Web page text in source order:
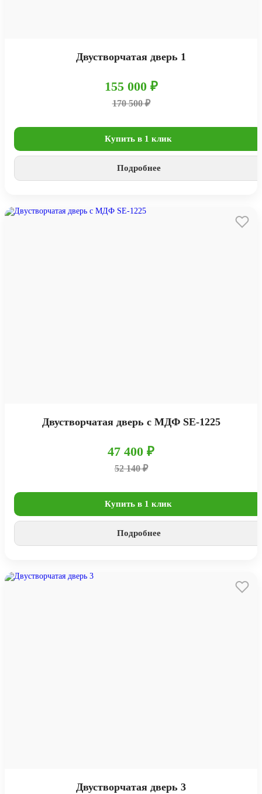
Двустворчатая дверь 1
155 000 ₽
170 500 ₽
Купить в 1 клик
Подробнее
Двустворчатая дверь с МДФ SE-1225
47 400 ₽
52 140 ₽
Купить в 1 клик
Подробнее
Двустворчатая дверь 3